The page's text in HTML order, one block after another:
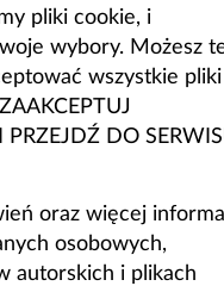
pliki cookie, i
wybory. Możesz
wszystkie pliki
PRZEJDŹ DO
oraz więcej
osobowych,
autorskich i plikach